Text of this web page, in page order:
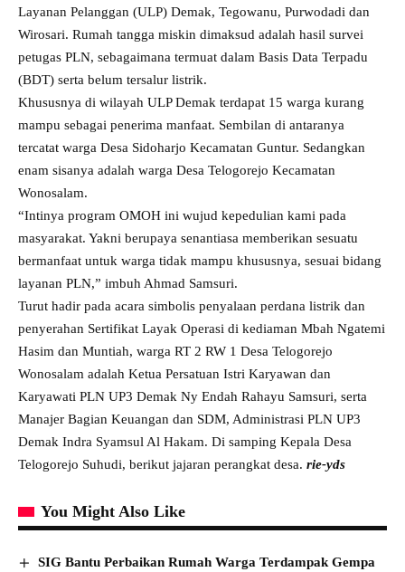
Layanan Pelanggan (ULP) Demak, Tegowanu, Purwodadi dan
Wirosari. Rumah tangga miskin dimaksud adalah hasil survei
petugas PLN, sebagaimana termuat dalam Basis Data Terpadu
(BDT) serta belum tersalur listrik.
Khususnya di wilayah ULP Demak terdapat 15 warga kurang
mampu sebagai penerima manfaat. Sembilan di antaranya
tercatat warga Desa Sidoharjo Kecamatan Guntur. Sedangkan
enam sisanya adalah warga Desa Telogorejo Kecamatan
Wonosalam.
“Intinya program OMOH ini wujud kepedulian kami pada
masyarakat. Yakni berupaya senantiasa memberikan sesuatu
bermanfaat untuk warga tidak mampu khususnya, sesuai bidang
layanan PLN,” imbuh Ahmad Samsuri.
Turut hadir pada acara simbolis penyalaan perdana listrik dan
penyerahan Sertifikat Layak Operasi di kediaman Mbah Ngatemi
Hasim dan Muntiah, warga RT 2 RW 1 Desa Telogorejo
Wonosalam adalah Ketua Persatuan Istri Karyawan dan
Karyawati PLN UP3 Demak Ny Endah Rahayu Samsuri, serta
Manajer Bagian Keuangan dan SDM, Administrasi PLN UP3
Demak Indra Syamsul Al Hakam. Di samping Kepala Desa
Telogorejo Suhudi, berikut jajaran perangkat desa. rie-yds
You Might Also Like
SIG Bantu Perbaikan Rumah Warga Terdampak Gempa